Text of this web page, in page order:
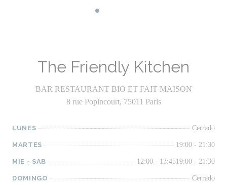
The Friendly Kitchen
BAR RESTAURANT BIO ET FAIT MAISON
8 rue Popincourt, 75011 Paris
LUNES Cerrado
MARTES 19:00 - 21:30
MIE - SAB 12:00 - 13:4519:00 - 21:30
DOMINGO Cerrado